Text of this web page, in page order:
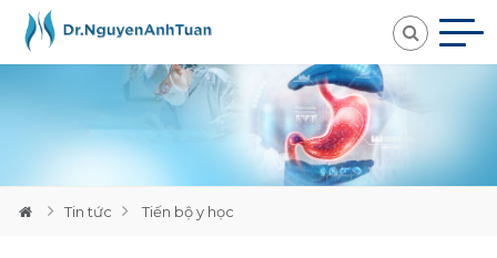
Loading...
Tin tức Tiến bộ y học